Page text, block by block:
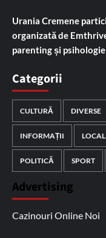
Urania Cremene
organizată de
parenting și psihologie
Categorii
CULTURĂ DIVERSE
INFORMAȚII LOCAL
POLITICĂ SPORT
Advertising
Cazinouri Online Noi